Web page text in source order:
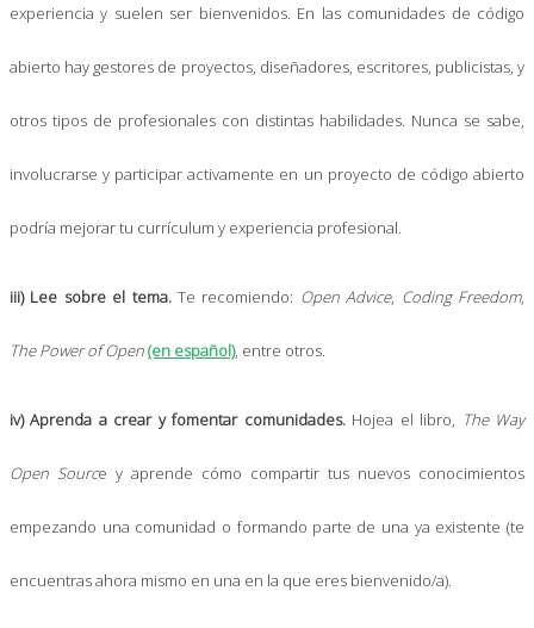
experiencia y suelen ser bienvenidos. En las comunidades de código
abierto hay gestores de proyectos, diseñadores, escritores, publicistas, y
otros tipos de profesionales con distintas habilidades. Nunca se sabe,
involucrarse y participar activamente en un proyecto de código abierto
podría mejorar tu currículum y experiencia profesional.
iii) Lee sobre el tema.Te recomiendo: Open Advice, Coding Freedom,
The Power of Open(en español), entre otros.
iv) Aprenda a crear y fomentar comunidades.Hojea el libro, The Way
Open Source y aprende cómo compartir tus nuevos conocimientos
empezando una comunidad o formando parte de una ya existente (te
encuentras ahora mismo en una en la que eres bienvenido/a).